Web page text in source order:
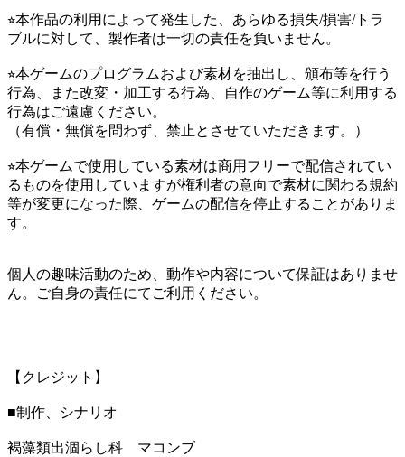
⭐︎本作品の利用によって発生した、あらゆる損失/損害/トラ
ブルに対して、製作者は一切の責任を負いません。
⭐︎本ゲームのプログラムおよび素材を抽出し、頒布等を行う
行為、また改変・加工する行為、自作のゲーム等に利用する
行為はご遠慮ください。
（有償・無償を問わず、禁止とさせていただきます。）
⭐︎本ゲームで使用している素材は商用フリーで配信されてい
るものを使用していますが権利者の意向で素材に関わる規約
等が変更になった際、ゲームの配信を停止することがありま
す。
個人の趣味活動のため、動作や内容について保証はありませ
ん。ご自身の責任にてご利用ください。
【クレジット】
■制作、シナリオ
褐藻類出涸らし科 マコンブ